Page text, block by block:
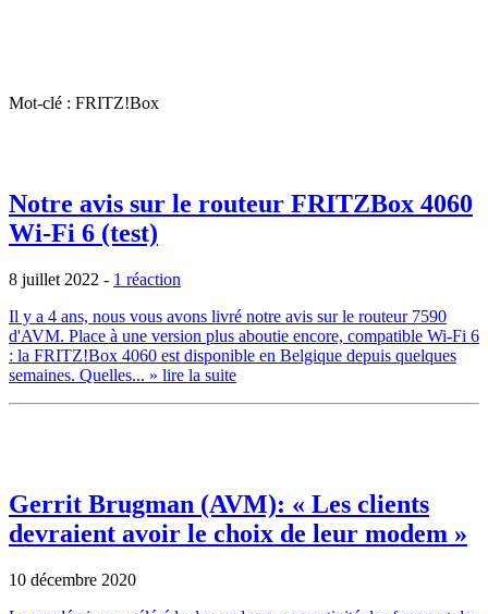
Mot-clé : FRITZ!Box
Notre avis sur le routeur FRITZBox 4060
Wi-Fi 6 (test)
8 juillet 2022 - 1 réaction
Il y a 4 ans, nous vous avons livré notre avis sur le routeur 7590
d'AVM. Place à une version plus aboutie encore, compatible Wi-Fi 6
: la FRITZ!Box 4060 est disponible en Belgique depuis quelques
semaines. Quelles... » lire la suite
Gerrit Brugman (AVM): « Les clients
devraient avoir le choix de leur modem »
10 décembre 2020